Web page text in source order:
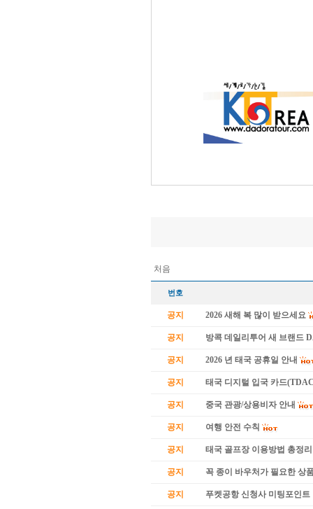
처음
번호
공지 2026 새해 복 많이 받으세요
공지 방콕 데일리투어 새 브랜드
공지 2026 년 태국 공휴일 안내
공지 태국 디지털 입국 카드
공지 중국 관광/상용비자 안내
공지 여행 안전 수칙
공지 태국 골프장 이용방법 총정리
공지 꼭 종이 바우처가 필요한 상
공지 푸켓공항 신청사 미팅포인트